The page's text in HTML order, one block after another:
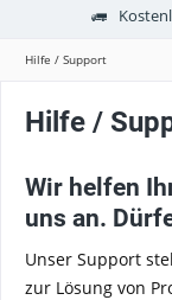
Hilfe / Support
Hilfe /
Wir helfen
uns an.
Unser Support
zur Lösung von